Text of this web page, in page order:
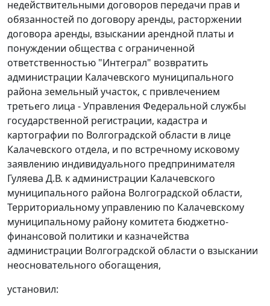
недействительными договоров передачи прав и
обязанностей по договору аренды, расторжении
договора аренды, взыскании арендной платы и
понуждении общества с ограниченной
ответственностью "Интеграл" возвратить
администрации Калачевского муниципального
района земельный участок, с привлечением
третьего лица - Управления Федеральной службы
государственной регистрации, кадастра и
картографии по Волгоградской области в лице
Калачевского отдела, и по встречному исковому
заявлению индивидуального предпринимателя
Гуляева Д.В. к администрации Калачевского
муниципального района Волгоградской области,
Территориальному управлению по Калачевскому
муниципальному району комитета бюджетно-
финансовой политики и казначейства
администрации Волгоградской области о взыскании
неосновательного обогащения,
установил: